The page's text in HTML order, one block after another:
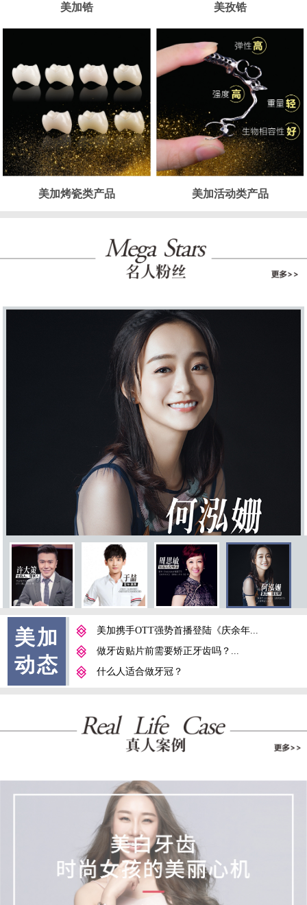
美加锆 美孜锆
美加烤瓷类产品 美加活动类产品
美加
动态
美加携手OTT强势首播登陆《庆余年...
做牙齿贴片前需要矫正牙齿吗？...
什么人适合做牙冠？